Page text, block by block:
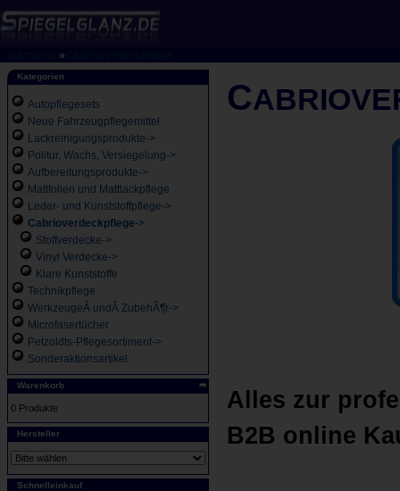
»
Kategorien
Autopflegesets
Neue Fahrzeugpflegemittel
Lackreinigungsprodukte->
Politur, Wachs, Versiegelung->
Aufbereitungsprodukte->
Mattfolien und Mattlackpflege
Leder- und Kunststoffpflege->
Cabrioverdeckpflege->
Stoffverdecke->
Vinyl Verdecke->
Klare Kunststoffe
Technikpflege
WerkzeugeÂ undÂ ZubehÃ¶r->
Microfasertücher
Petzoldts-Pflegesortiment->
Sonderaktionsartikel
Warenkorb
0 Produkte
Hersteller
Schnelleinkauf
C
Alles zur
B2B online